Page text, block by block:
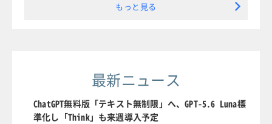
もっと見る
最新ニュース
ChatGPT無料版「テキスト無制限」へ、GPT-5.6 Luna標
準化し「Think」も来週導入予定